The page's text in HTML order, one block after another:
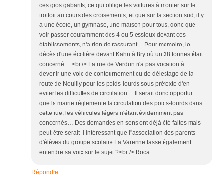
ces gros gabarits, ce qui oblige les voitures à monter sur le
trottoir au cours des croisements, et que sur la section sud, il y
a une école, un gymnase, une maison pour tous, donc que
voir passer couramment des 4 ou 5 essieux devant ces
établissements, n'a rien de rassurant… Pour mémoire, le
décès d'une écolière devant Kahn à Bry où un 38 tonnes était
concerné… <br /> La rue de Verdun n'a pas vocation à
devenir une voie de contournement ou de délestage de la
route de Neuilly pour les poids-lourds sous prétexte d'en
éviter les difficultés de circulation… Il serait donc opportun
que la mairie réglemente la circulation des poids-lourds dans
cette rue, les véhicules légers n'étant évidemment pas
concernés… Des demandes en sens ont déjà été faites mais
peut-être serait-il intéressant que l''association des parents
d'élèves du groupe scolaire La Varenne fasse également
entendre sa voix sur le sujet ?<br /> Roca
Répondre